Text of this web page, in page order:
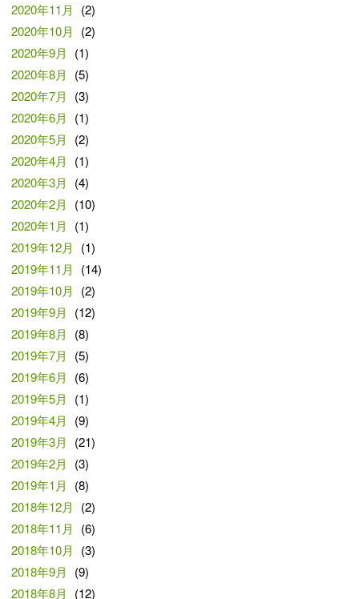
2020年11月
(2)
2020年10月
(2)
2020年9月
(1)
2020年8月
(5)
2020年7月
(3)
2020年6月
(1)
2020年5月
(2)
2020年4月
(1)
2020年3月
(4)
2020年2月
(10)
2020年1月
(1)
2019年12月
(1)
2019年11月
(14)
2019年10月
(2)
2019年9月
(12)
2019年8月
(8)
2019年7月
(5)
2019年6月
(6)
2019年5月
(1)
2019年4月
(9)
2019年3月
(21)
2019年2月
(3)
2019年1月
(8)
2018年12月
(2)
2018年11月
(6)
2018年10月
(3)
2018年9月
(9)
2018年8月
(12)